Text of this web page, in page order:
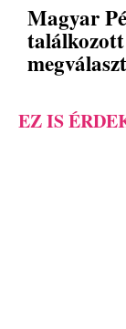
Magyar
EZ IS